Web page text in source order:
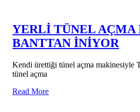
YERLİ TÜNEL
BANTTAN İNİYOR
Kendi ürettiği tünel açma makinesiyle
tünel açma
Read More